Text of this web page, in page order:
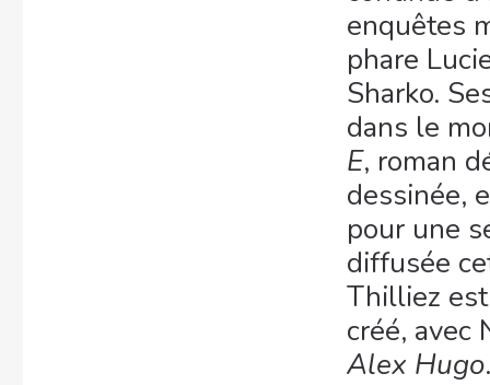
enquêtes
phare
Sharko.
dans le
E, roman
dessinée,
pour une
diffusée
Thilliez
créé, avec
Alex Hugo.